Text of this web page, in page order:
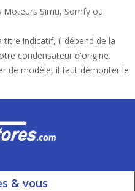
Moteurs Simu, Somfy ou
indicatif, il dépend de la
condensateur d'origine.
de modèle, il faut démonter le
& vous